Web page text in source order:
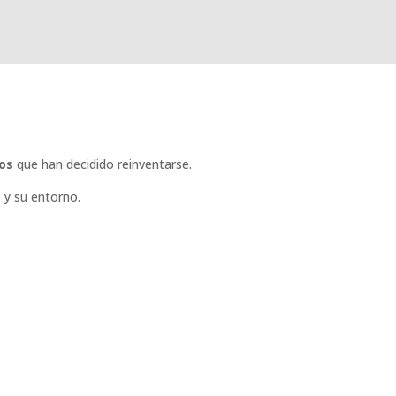
que han decidido reinventarse.
y su entorno.